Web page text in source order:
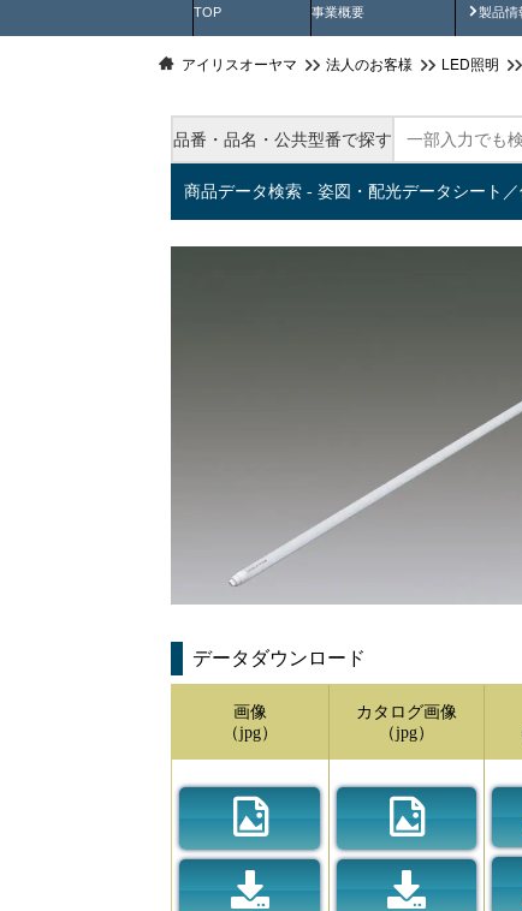
TOP 事業概要 製品情
製品
アイリスオーヤマ 法人のお客様 LED照明
品番・品名・公共型番で探す
商品データ検索 - 姿図・配光データシート
データダウンロード
画像
（jpg）
カタログ画像
（jpg）